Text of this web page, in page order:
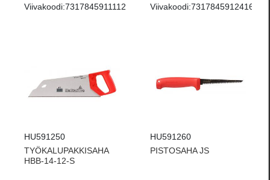
Viivakoodi:7317845911112
Viivakoodi:7317845912416
HU591250
TYÖKALUPAKKISAHA
HBB-14-12-S
HU591260
PISTOSAHA JS